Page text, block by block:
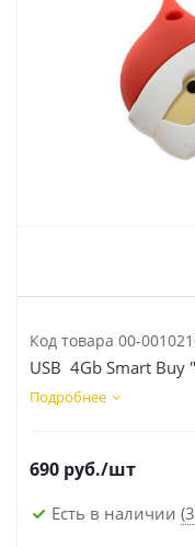
Код товара 00-
USB 4Gb Smart Buy
Подробнее
690 руб./шт
Есть в наличии